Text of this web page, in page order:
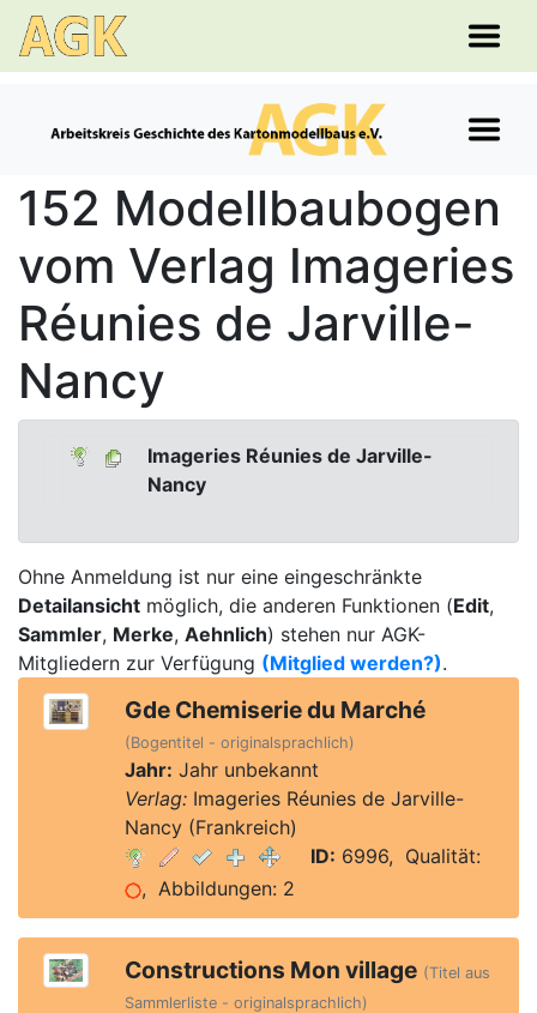
152 Modellbaubogen
vom Verlag Imageries
Réunies de Jarville-
Nancy
Imageries Réunies de Jarville-
Nancy
Ohne Anmeldung ist nur eine eingeschränkte
Detailansicht möglich, die anderen Funktionen (Edit,
Sammler, Merke, Aehnlich) stehen nur AGK-
Mitgliedern zur Verfügung (Mitglied werden?).
Gde Chemiserie du Marché
(Bogentitel - originalsprachlich)
Jahr: Jahr unbekannt
Verlag:Imageries Réunies de Jarville-
Nancy (Frankreich)
ID: 6996, Qualität:
, Abbildungen: 2
Constructions Mon village (Titel aus
Sammlerliste - originalsprachlich)